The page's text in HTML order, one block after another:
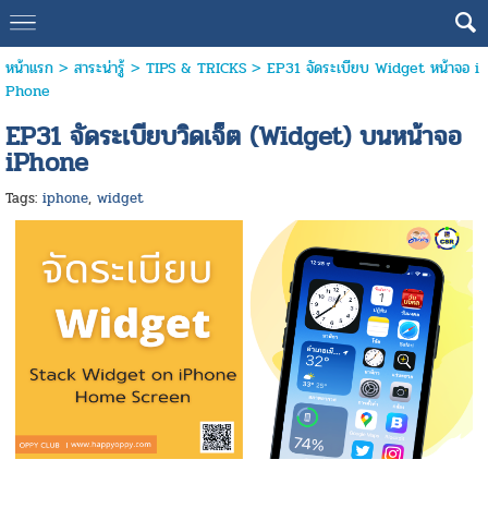
หน้าแรก> สาระน่ารู้ > TIPS & TRICKS> EP31 จัดระเบียบ Widget หน้าจอ i
Phone
EP31 จัดระเบียบวิดเจ็ต (Widget) บนหน้าจอ
iPhone
Tags: iphone, widget